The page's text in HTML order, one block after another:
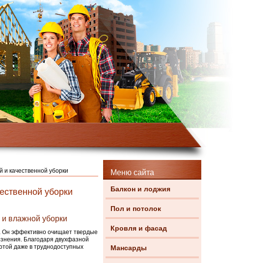
Меню сайта
Балкон и лоджия
Пол и потолок
Кровля и фасад
Мансарды
качественной уборки
уборки
влажной уборки
Он эффективно очищает твердые
Благодаря двухфазной
даже в труднодоступных